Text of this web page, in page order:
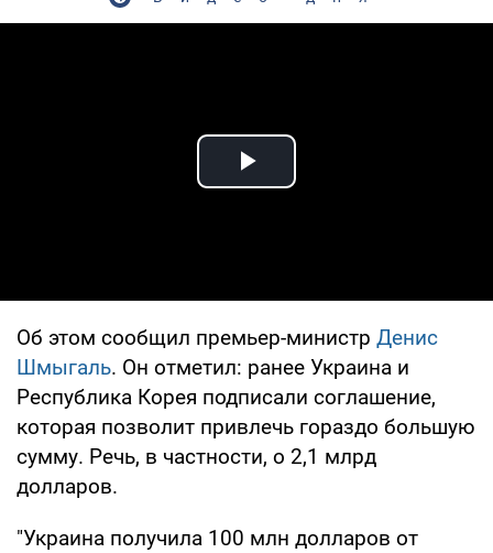
Play Video
Об этом сообщил премьер-министр Денис
Шмыгаль. Он отметил: ранее Украина и
Республика Корея подписали соглашение,
которая позволит привлечь гораздо большую
сумму. Речь, в частности, о 2,1 млрд
долларов.
"Украина получила 100 млн долларов от